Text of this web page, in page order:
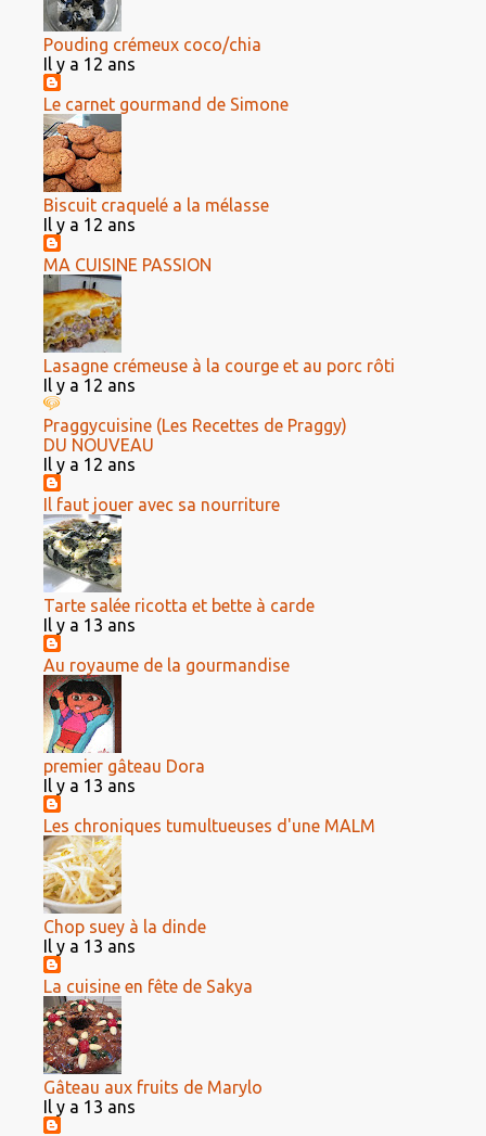
Pouding crémeux coco/chia
Il y a 12 ans
Le carnet gourmand de Simone
Biscuit craquelé a la mélasse
Il y a 12 ans
MA CUISINE PASSION
Lasagne crémeuse à la courge et au porc rôti
Il y a 12 ans
Praggycuisine (Les Recettes de Praggy)
DU NOUVEAU
Il y a 12 ans
Il faut jouer avec sa nourriture
Tarte salée ricotta et bette à carde
Il y a 13 ans
Au royaume de la gourmandise
premier gâteau Dora
Il y a 13 ans
Les chroniques tumultueuses d'une MALM
Chop suey à la dinde
Il y a 13 ans
La cuisine en fête de Sakya
Gâteau aux fruits de Marylo
Il y a 13 ans